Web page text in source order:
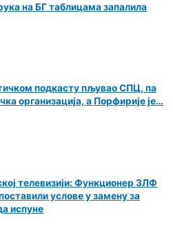
на БГ таблицама запалила
подкасту пљувао СПЦ, па
организација, а Порфирије је…
телевизији: Функционер ЗЛФ
услове у замену за
испуне